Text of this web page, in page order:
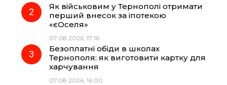
o
k
r
a
m
A
Як військовим у Тернополі отримати
перший внесок за іпотекою
«єОселя»
07.08.2026, 17:16
Безоплатні обіди в школах
Тернополя: як виготовити картку для
харчування
07.08.2026, 16:00